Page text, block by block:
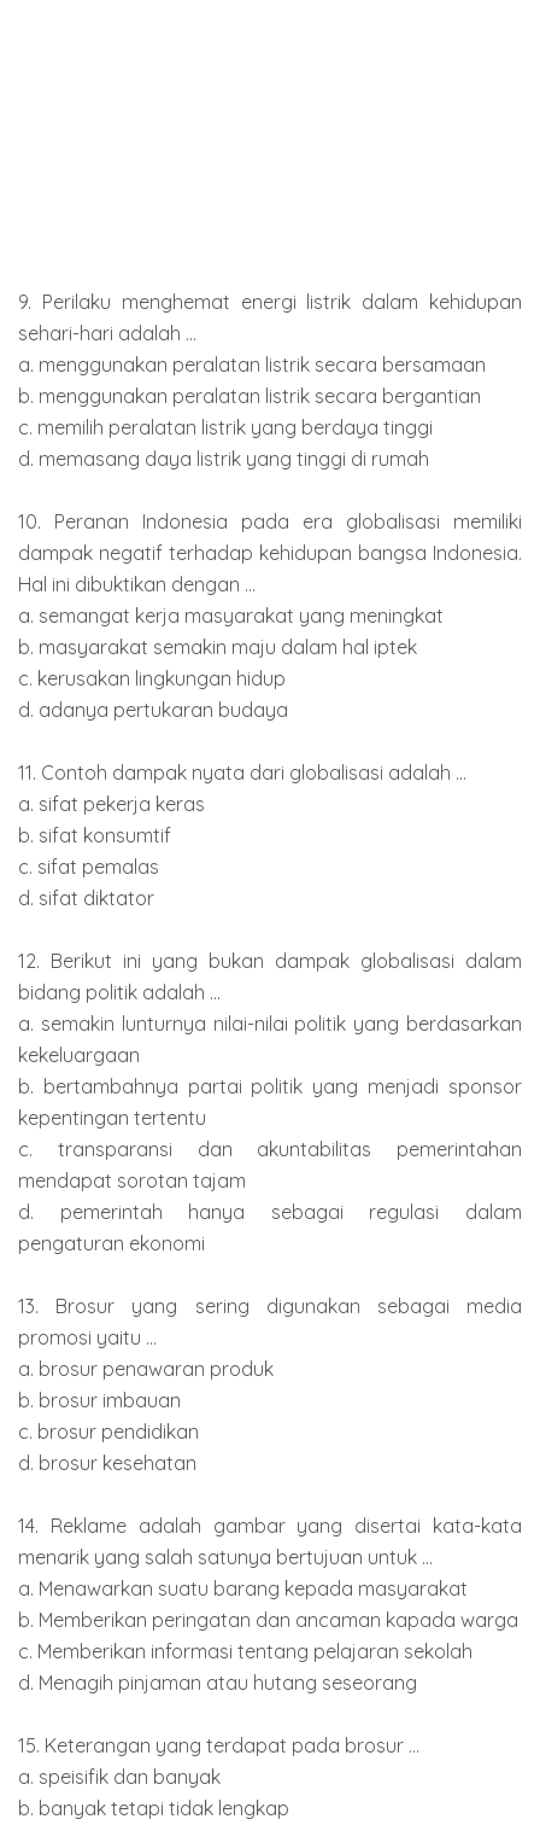
9. Perilaku menghemat energi listrik dalam kehidupan
sehari-hari adalah ...
a. menggunakan peralatan listrik secara bersamaan
b. menggunakan peralatan listrik secara bergantian
c. memilih peralatan listrik yang berdaya tinggi
d. memasang daya listrik yang tinggi di rumah
10. Peranan Indonesia pada era globalisasi memiliki
dampak negatif terhadap kehidupan bangsa Indonesia.
Hal ini dibuktikan dengan ...
a. semangat kerja masyarakat yang meningkat
b. masyarakat semakin maju dalam hal iptek
c. kerusakan lingkungan hidup
d. adanya pertukaran budaya
11. Contoh dampak nyata dari globalisasi adalah ...
a. sifat pekerja keras
b. sifat konsumtif
c. sifat pemalas
d. sifat diktator
12. Berikut ini yang bukan dampak globalisasi dalam
bidang politik adalah ...
a. semakin lunturnya nilai-nilai politik yang berdasarkan
kekeluargaan
b. bertambahnya partai politik yang menjadi sponsor
kepentingan tertentu
c. transparansi dan akuntabilitas pemerintahan
mendapat sorotan tajam
d. pemerintah hanya sebagai regulasi dalam
pengaturan ekonomi
13. Brosur yang sering digunakan sebagai media
promosi yaitu ...
a. brosur penawaran produk
b. brosur imbauan
c. brosur pendidikan
d. brosur kesehatan
14. Reklame adalah gambar yang disertai kata-kata
menarik yang salah satunya bertujuan untuk ...
a. Menawarkan suatu barang kepada masyarakat
b. Memberikan peringatan dan ancaman kapada warga
c. Memberikan informasi tentang pelajaran sekolah
d. Menagih pinjaman atau hutang seseorang
15. Keterangan yang terdapat pada brosur ...
a. speisifik dan banyak
b. banyak tetapi tidak lengkap